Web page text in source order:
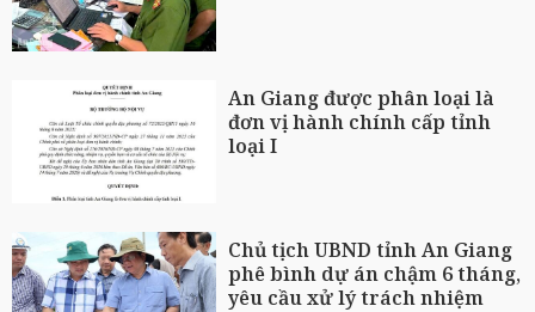
An Giang được phân loại là
đơn vị hành chính cấp tỉnh
loại I
Chủ tịch UBND tỉnh An Giang
phê bình dự án chậm 6 tháng,
yêu cầu xử lý trách nhiệm